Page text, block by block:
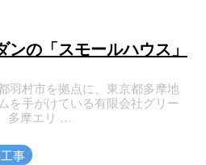
の「スモールハウス」
羽村市を拠点に、東京都多摩地
を手がけている有限会社グリー
多摩エリ …
事